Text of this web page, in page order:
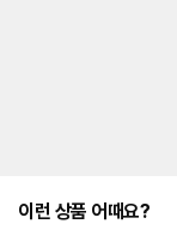
이런 상품 어때요?